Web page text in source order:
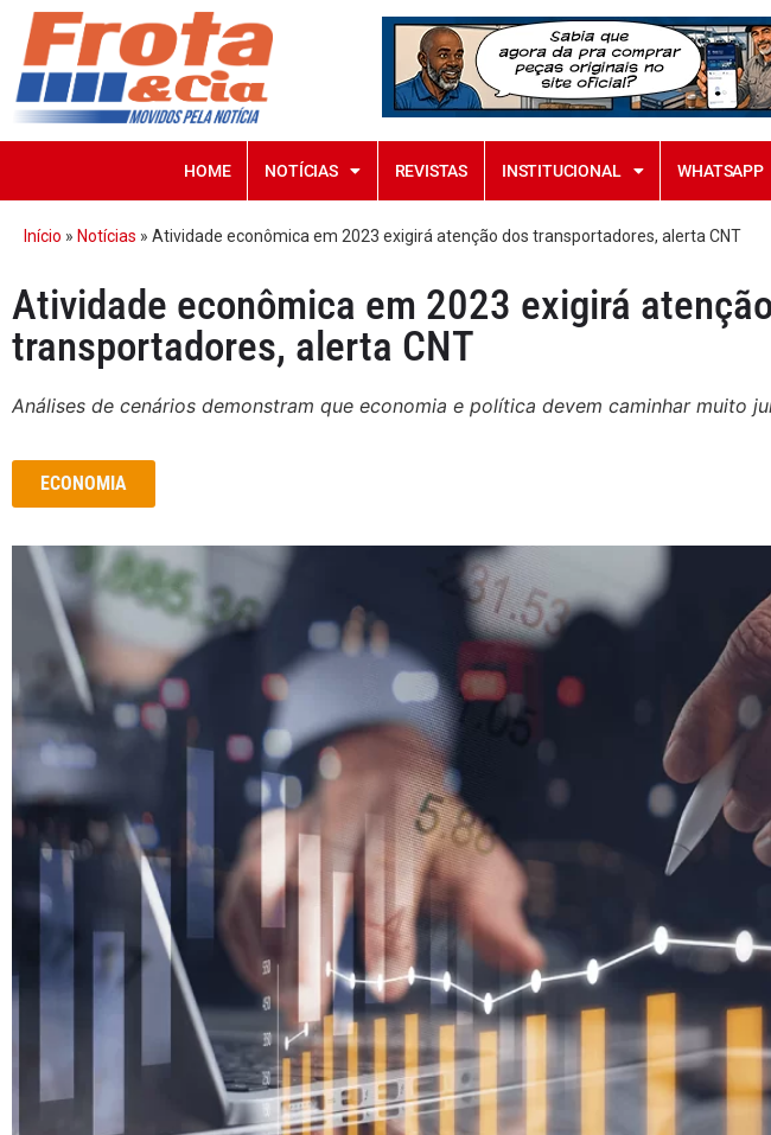
HOME NOTÍCIAS REVISTAS INSTITUCIONAL WHATSAPP
Início » Notícias » Atividade econômica em 2023 exigirá atenção dos transportadores, alerta CNT
Atividade econômica em 2023 exigirá
transportadores, alerta CNT
Análises de cenários demonstram que economia e política devem caminhar muito
ECONOMIA